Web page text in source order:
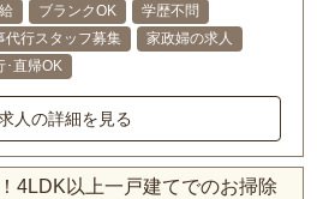
ブランクOK
学歴不問
代行スタッフ募集
家政婦の求人
･直帰OK
人の詳細を見る
4LDK以上一戸建てでのお掃除